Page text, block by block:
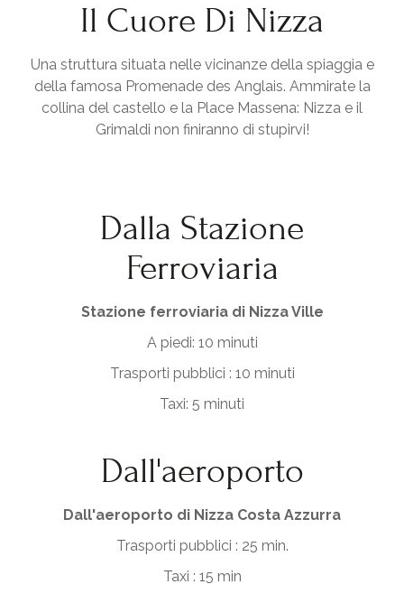
Il Cuore Di Nizza
Una struttura situata nelle vicinanze della spiaggia e
della famosa Promenade des Anglais. Ammirate la
collina del castello e la Place Massena: Nizza e il
Grimaldi non finiranno di stupirvi!
Dalla Stazione
Ferroviaria
Stazione ferroviaria di Nizza Ville
A piedi: 10 minuti
Trasporti pubblici : 10 minuti
Taxi: 5 minuti
Dall'aeroporto
Dall'aeroporto di Nizza Costa Azzurra
Trasporti pubblici : 25 min.
Taxi : 15 min